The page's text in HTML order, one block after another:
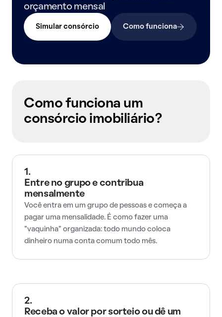
orçamento mensal
Simular consórcio Como funciona
Como funciona um
consórcio imobiliário?
1.
Entre no grupo e contribua
mensalmente
Você entra em um grupo de pessoas e começa a
pagar uma mensalidade. É como fazer uma
"vaquinha" organizada: todo mundo coloca
dinheiro numa conta comum todo mês.
2.
Receba o valor por sorteio ou dê um